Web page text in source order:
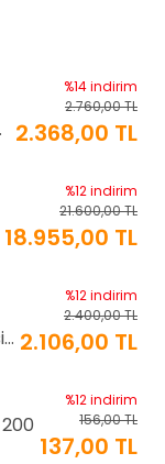
%14 indirim
2.760,00 TL
2.368,00 TL
%12 indirim
21.600,00 TL
18.955,00 TL
%12 indirim
2.400,00 TL
2.106,00 TL
%12 indirim
156,00 TL
137,00 TL